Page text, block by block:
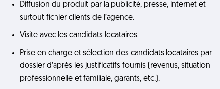
Diffusion du produit par la publicité, presse, internet et
surtout fichier clients de l’agence.
Visite avec les candidats locataires.
Prise en charge et sélection des candidats locataires par
dossier d’après les justificatifs fournis (revenus, situation
professionnelle et familiale, garants, etc.).